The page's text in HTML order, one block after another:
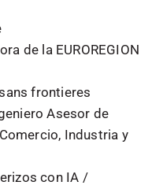
de la EUROREGION
frontieres
Asesor de
Industria y
con IA /